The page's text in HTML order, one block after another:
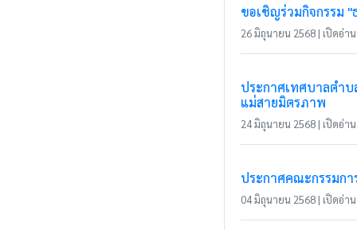
ขอเชิญร่วมกิจกรรม
26 มิถุนายน 2568 | เปิดอ่า
ประกาศเทศบาลตำ
แม่สายมิตรภาพ
24 มิถุนายน 2568 | เปิดอ่า
ประกาศคณะกรรมกา
04 มิถุนายน 2568 | เปิดอ่า